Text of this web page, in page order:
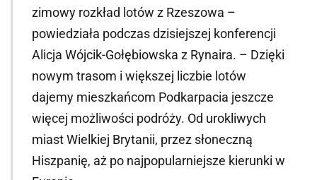
zimowy rozkład lotów z Rzeszowa –
powiedziała podczas dzisiejszej konferencji
Alicja Wójcik-Gołębiowska z Rynaira. – Dzięki
nowym trasom i większej liczbie lotów
dajemy mieszkańcom Podkarpacia jeszcze
więcej możliwości podróży. Od urokliwych
miast Wielkiej Brytanii, przez słoneczną
Hiszpanię, aż po najpopularniejsze kierunki w